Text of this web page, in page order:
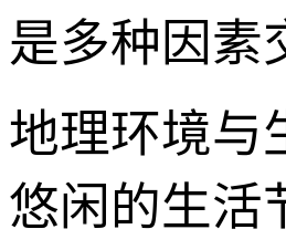
是多种因素
地理环境与
悠闲的生活